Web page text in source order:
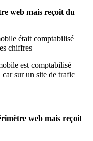
web mais reçoit du
était comptabilisé
chiffres
est comptabilisé
sur un site de trafic
web mais reçoit